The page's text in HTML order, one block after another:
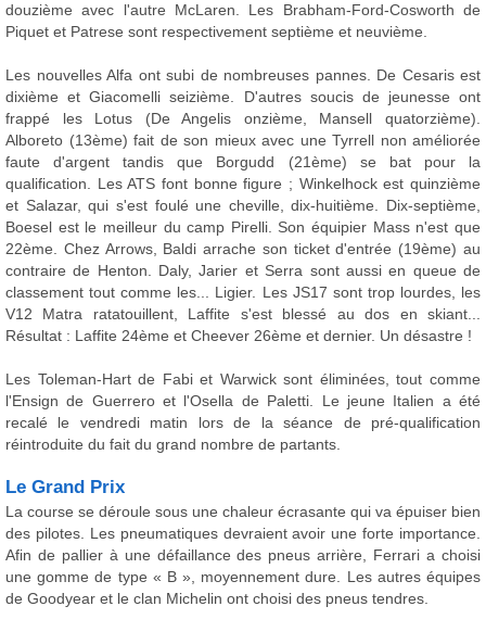
douzième avec l'autre McLaren. Les Brabham-Ford-Cosworth de
Piquet et Patrese sont respectivement septième et neuvième.
Les nouvelles Alfa ont subi de nombreuses pannes. De Cesaris est
dixième et Giacomelli seizième. D'autres soucis de jeunesse ont
frappé les Lotus (De Angelis onzième, Mansell quatorzième).
Alboreto (13ème) fait de son mieux avec une Tyrrell non améliorée
faute d'argent tandis que Borgudd (21ème) se bat pour la
qualification. Les ATS font bonne figure ; Winkelhock est quinzième
et Salazar, qui s'est foulé une cheville, dix-huitième. Dix-septième,
Boesel est le meilleur du camp Pirelli. Son équipier Mass n'est que
22ème. Chez Arrows, Baldi arrache son ticket d'entrée (19ème) au
contraire de Henton. Daly, Jarier et Serra sont aussi en queue de
classement tout comme les... Ligier. Les JS17 sont trop lourdes, les
V12 Matra ratatouillent, Laffite s'est blessé au dos en skiant...
Résultat : Laffite 24ème et Cheever 26ème et dernier. Un désastre !
Les Toleman-Hart de Fabi et Warwick sont éliminées, tout comme
l'Ensign de Guerrero et l'Osella de Paletti. Le jeune Italien a été
recalé le vendredi matin lors de la séance de pré-qualification
réintroduite du fait du grand nombre de partants.
Le Grand Prix
La course se déroule sous une chaleur écrasante qui va épuiser bien
des pilotes. Les pneumatiques devraient avoir une forte importance.
Afin de pallier à une défaillance des pneus arrière, Ferrari a choisi
une gomme de type « B », moyennement dure. Les autres équipes
de Goodyear et le clan Michelin ont choisi des pneus tendres.